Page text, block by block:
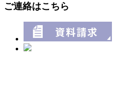
ご連絡はこちら